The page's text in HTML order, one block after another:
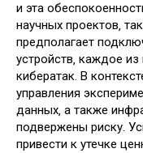
и эта
научных проектов‚
предполагает
устройств‚ каждое
кибератак. В
управления
данных‚ а также
подвержены риску.
привести к утечке